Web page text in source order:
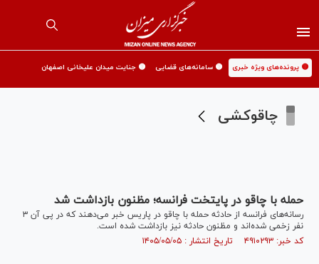
🟡 پرونده‌های ویژه خبری 🟡 سامانه‌های قضایی 🟡 جنایت میدان علیخانی اصفهان
چاقوکشی
حمله با چاقو در پایتخت فرانسه؛ مظنون بازداشت شد
رسانه‌های فرانسه از حادثه حمله با چاقو در پاریس خبر می‌دهند که در پی آن ۳
نفر زخمی شده‌اند و مظنون حادثه نیز بازداشت شده است.
کد خبر: ۴۹۱۰۲۹۳ تاریخ انتشار : ۱۴۰۵/۰۵/۰۵